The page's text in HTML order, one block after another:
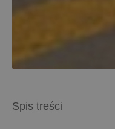
Spis treści